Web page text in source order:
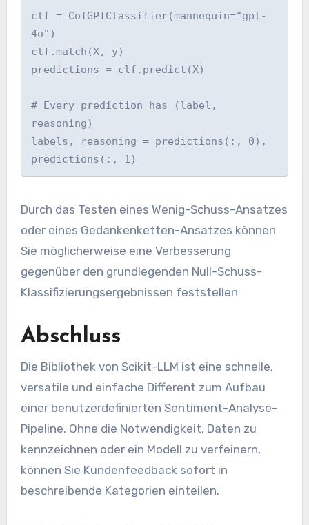
clf = CoTGPTClassifier(mannequin="gpt-
4o")
clf.match(X, y)
predictions = clf.predict(X)
# Every prediction has (label,
reasoning)
labels, reasoning = predictions(:, 0),
predictions(:, 1)
Durch das Testen eines Wenig-Schuss-Ansatzes
oder eines Gedankenketten-Ansatzes können
Sie möglicherweise eine Verbesserung
gegenüber den grundlegenden Null-Schuss-
Klassifizierungsergebnissen feststellen
Abschluss
Die Bibliothek von Scikit-LLM ist eine schnelle,
versatile und einfache Different zum Aufbau
einer benutzerdefinierten Sentiment-Analyse-
Pipeline. Ohne die Notwendigkeit, Daten zu
kennzeichnen oder ein Modell zu verfeinern,
können Sie Kundenfeedback sofort in
beschreibende Kategorien einteilen.